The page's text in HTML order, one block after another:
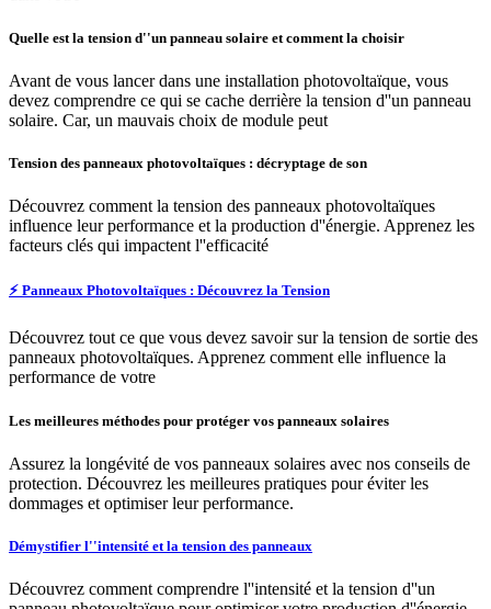
Quelle est la tension d''un panneau solaire et comment la choisir
Avant de vous lancer dans une installation photovoltaïque, vous
devez comprendre ce qui se cache derrière la tension d''un panneau
solaire. Car, un mauvais choix de module peut
Tension des panneaux photovoltaïques : décryptage de son
Découvrez comment la tension des panneaux photovoltaïques
influence leur performance et la production d''énergie. Apprenez les
facteurs clés qui impactent l''efficacité
⚡ Panneaux Photovoltaïques : Découvrez la Tension
Découvrez tout ce que vous devez savoir sur la tension de sortie des
panneaux photovoltaïques. Apprenez comment elle influence la
performance de votre
Les meilleures méthodes pour protéger vos panneaux solaires
Assurez la longévité de vos panneaux solaires avec nos conseils de
protection. Découvrez les meilleures pratiques pour éviter les
dommages et optimiser leur performance.
Démystifier l''intensité et la tension des panneaux
Découvrez comment comprendre l''intensité et la tension d''un